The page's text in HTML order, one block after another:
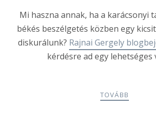
Mi haszna annak, ha a karácsonyi
békés beszélgetés közben egy
diskurálunk? Rajnai Gergely
kérdésre ad egy lehetséges
TOVÁBB